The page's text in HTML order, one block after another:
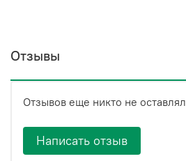
Отзывы
Отзывов еще никто не оставлял
Написать отзыв